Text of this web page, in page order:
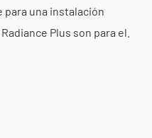
una instalación
Plus son para el.